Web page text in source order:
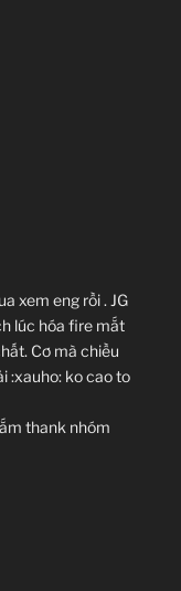
xem eng rồi . JG
lúc hóa fire mắt
Cơ mà chiều
:xauho: ko cao to
thank nhóm